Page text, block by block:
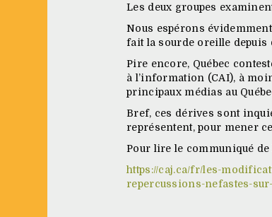
Les deux groupes
Nous espérons
fait la sourde oreille depuis
Pire encore, Québec
à l’information (CAI), à
principaux médias au
Bref, ces dérives sont
représentent, pour mener
Pour lire le communiqué
https://caj.ca/fr/les-
repercussions-nefastes-